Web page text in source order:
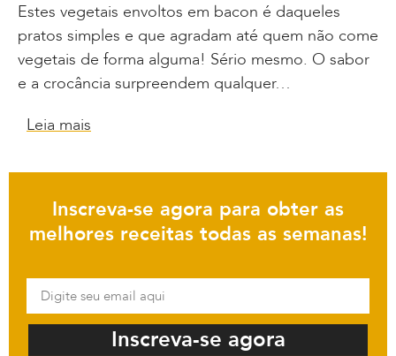
Estes vegetais envoltos em bacon é daqueles
pratos simples e que agradam até quem não come
vegetais de forma alguma! Sério mesmo. O sabor
e a crocância surpreendem qualquer…
Leia mais
Inscreva-se agora para obter as
melhores receitas todas as semanas!
Inscreva-se agora